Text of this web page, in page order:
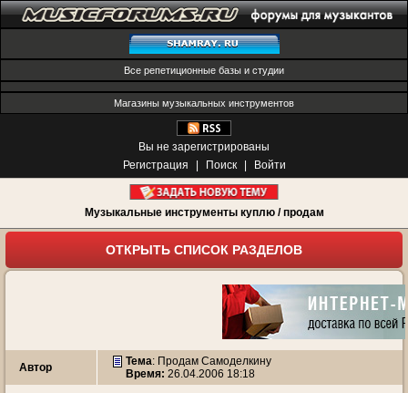
Все репетиционные базы и студии
Магазины музыкальных инструментов
Вы не зарегистрированы
Регистрация
Поиск Войти
Музыкальные инструменты куплю / продам
ОТКРЫТЬ СПИСОК РАЗДЕЛОВ
Автор Тема: Продам Самоделкину
Время: 26.04.2006 18:18